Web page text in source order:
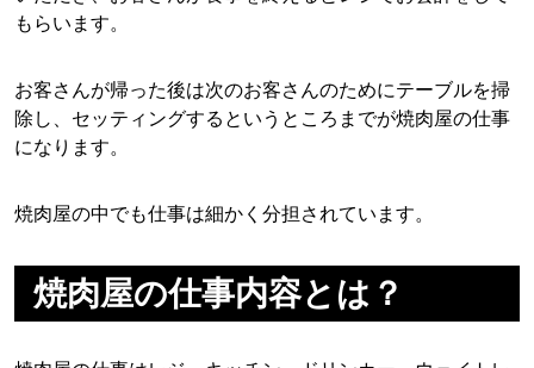
もらいます。
お客さんが帰った後は次のお客さんのためにテーブルを掃
除し、セッティングするというところまでが焼肉屋の仕事
になります。
焼肉屋の中でも仕事は細かく分担されています。
焼肉屋の仕事内容とは？